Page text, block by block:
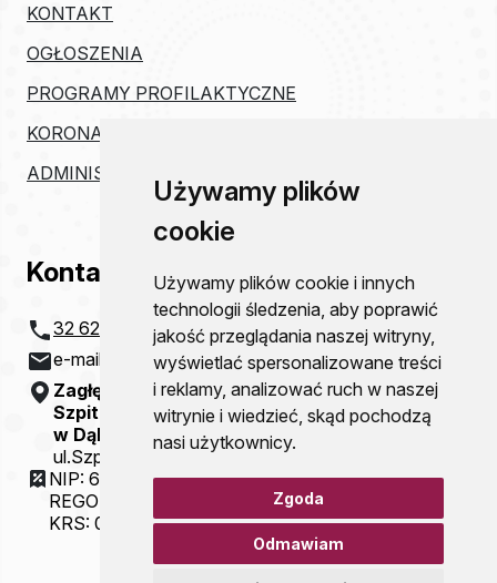
Używamy plików
cookie
Używamy plików cookie i innych
technologii śledzenia, aby poprawić
jakość przeglądania naszej witryny,
wyświetlać spersonalizowane treści
i reklamy, analizować ruch w naszej
witrynie i wiedzieć, skąd pochodzą
nasi użytkownicy.
Zgoda
Odmawiam
KONTAKT
OGŁOSZENIA
PROGRAMY PROFILAKTYCZNE
KORONAWIRUS
ADMINISTRACJA
Kontakt
32 621 20 00
e-mail:
szpital@zco-dg.pl
Zagłębiowskie Centrum Onkologii
Szpital Specjalistyczny im. Sz. Starkiewicza
w Dąbrowie Górniczej
ul.Szpitalna 13
NIP: 6292115781
REGON: 000310077
KRS: 0000054321